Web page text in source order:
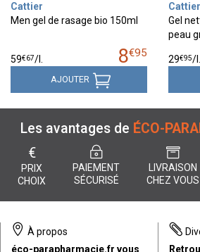
Cattier
Men gel de rasage bio 150ml
8€95
59€67/
AJOUTER
Cattier
Gel
peau
29€95/
Les avantages de ÉCO-
€
PRIX
CHOIX
PAIEMENT
SÉCURISÉ
LIVRAISON
CHEZ VOUS
À propos
éco-parapharmacie.fr vous